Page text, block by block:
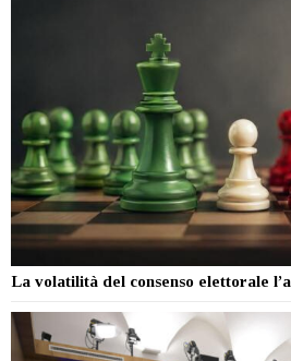
La volatilità del consenso elettorale